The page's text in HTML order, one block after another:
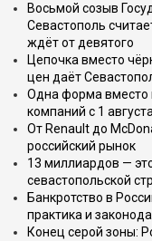
Восьмой созыв
Севастополь
ждёт от девятого
Цепочка вместо
цен даёт
Одна форма вместо
компаний с 1
От Renault до
российский рынок
13 миллиардов —
севастопольской
Банкротство в
практика и
Конец серой зоны: